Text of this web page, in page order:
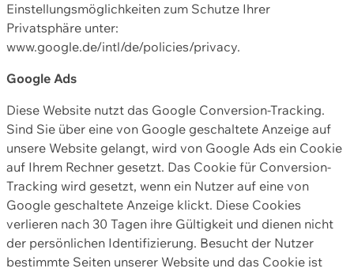
Einstellungsmöglichkeiten zum Schutze Ihrer
Privatsphäre unter:
www.google.de/intl/de/policies/privacy.
Google Ads
Diese Website nutzt das Google Conversion-Tracking.
Sind Sie über eine von Google geschaltete Anzeige auf
unsere Website gelangt, wird von Google Ads ein Cookie
auf Ihrem Rechner gesetzt. Das Cookie für Conversion-
Tracking wird gesetzt, wenn ein Nutzer auf eine von
Google geschaltete Anzeige klickt. Diese Cookies
verlieren nach 30 Tagen ihre Gültigkeit und dienen nicht
der persönlichen Identifizierung. Besucht der Nutzer
bestimmte Seiten unserer Website und das Cookie ist